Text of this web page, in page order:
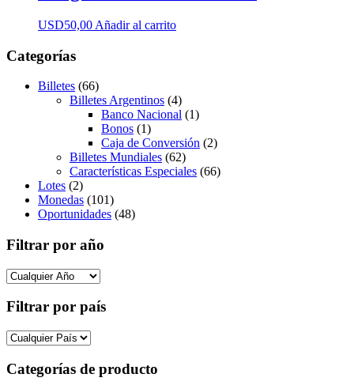
USD50,00 Añadir al carrito
Categorías
Billetes (66)
Billetes Argentinos (4)
Banco Nacional (1)
Bonos (1)
Caja de Conversión (2)
Billetes Mundiales (62)
Características Especiales (66)
Lotes (2)
Monedas (101)
Oportunidades (48)
Filtrar por año
Filtrar por país
Categorías de producto